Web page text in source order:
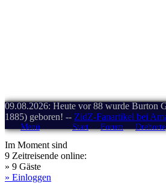
09.08.2026: Heute vor 88 wurde Burton
1885) geboren! -- ZidZ-Fanartikel bei
Menü Start Forum Drehorte
Im Moment sind
9 Zeitreisende online:
» 9 Gäste
» Einloggen